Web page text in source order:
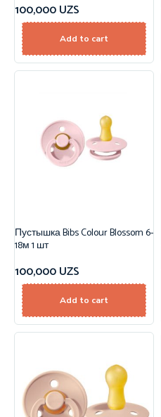
100,000UZS
Add to cart
Пустышка Bibs Colour Blossom 6-
18м 1 шт
100,000UZS
Add to cart